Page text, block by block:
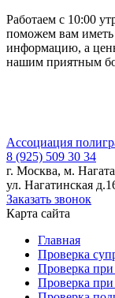
Работаем с 10:00
поможем вам
информацию, а
нашим приятным
Ассоциация
8 (925) 509 30 34
г. Москва, м.
ул. Нагатинская
Заказать звонок
Карта сайта
Главная
Проверка
Проверка
Проверка